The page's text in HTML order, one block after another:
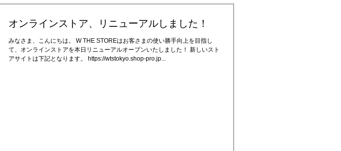
オンラインストア、リニューアルしました！
みなさま、こんにちは。 W THE STOREはお客さまの使い勝手向上を目指し
て、オンラインストアを本日リニューアルオープンいたしました！ 新しいスト
アサイトは下記となります。 https://wtstokyo.shop-pro.jp...